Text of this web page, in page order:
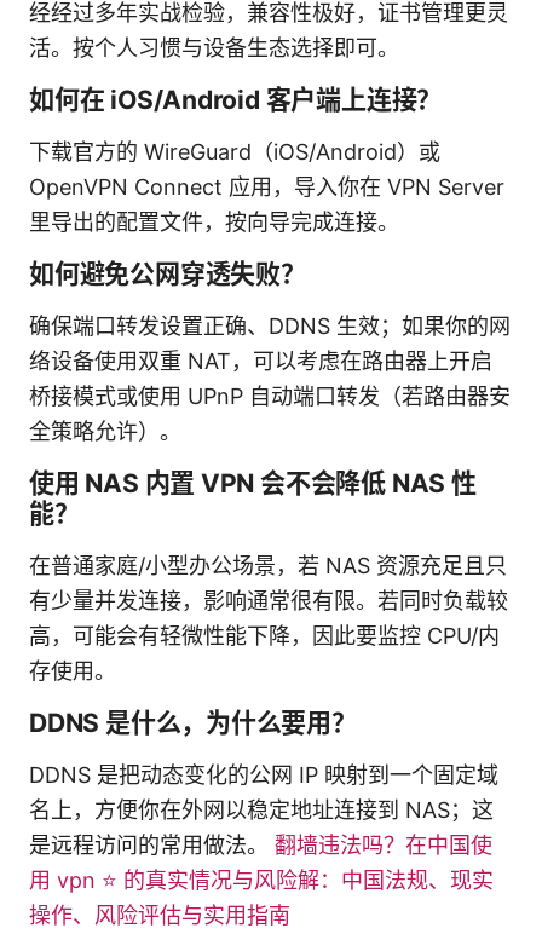
经经过多年实战检验，兼容性极好，证书管理更灵
活。按个人习惯与设备生态选择即可。
如何在 iOS/Android 客户端上连接？
下载官方的 WireGuard（iOS/Android）或
OpenVPN Connect 应用，导入你在 VPN Server
里导出的配置文件，按向导完成连接。
如何避免公网穿透失败？
确保端口转发设置正确、DDNS 生效；如果你的网
络设备使用双重 NAT，可以考虑在路由器上开启
桥接模式或使用 UPnP 自动端口转发（若路由器安
全策略允许）。
使用 NAS 内置 VPN 会不会降低 NAS 性
能？
在普通家庭/小型办公场景，若 NAS 资源充足且只
有少量并发连接，影响通常很有限。若同时负载较
高，可能会有轻微性能下降，因此要监控 CPU/内
存使用。
DDNS 是什么，为什么要用？
DDNS 是把动态变化的公网 IP 映射到一个固定域
名上，方便你在外网以稳定地址连接到 NAS；这
是远程访问的常用做法。 翻墙违法吗？在中国使
用 vpn ⭐ 的真实情况与风险解：中国法规、现实
操作、风险评估与实用指南